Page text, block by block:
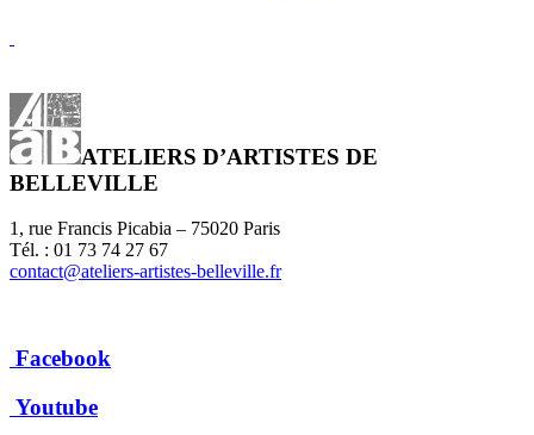
ATELIERS D’ARTISTES DE
BELLEVILLE
1, rue Francis Picabia – 75020 Paris
Tél. : 01 73 74 27 67
contact@ateliers-artistes-belleville.fr
Facebook
Youtube